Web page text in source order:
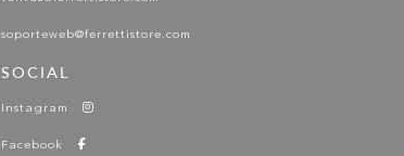
soporteweb@ferrettistore.com
SOCIAL
Instagram
Facebook